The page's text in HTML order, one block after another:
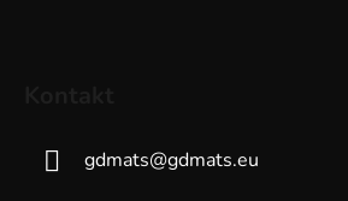
gdmats@gdmats.eu